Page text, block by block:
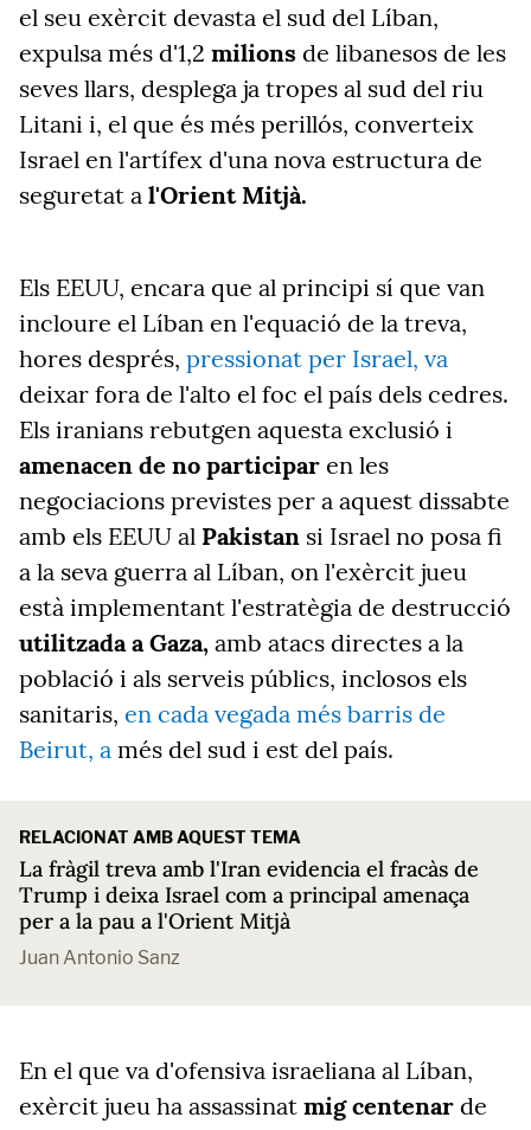
el seu exèrcit devasta el sud del Líban,
expulsa més d'1,2 milions de libanesos de les
seves llars, desplega ja tropes al sud del riu
Litani i, el que és més perillós, converteix
Israel en l'artífex d'una nova estructura de
seguretat a l'Orient Mitjà.
Els EEUU, encara que al principi sí que van
incloure el Líban en l'equació de la treva,
hores després, pressionat per Israel, va
deixar fora de l'alto el foc el país dels cedres.
Els iranians rebutgen aquesta exclusió i
amenacen de no participar en les
negociacions previstes per a aquest dissabte
amb els EEUU al Pakistan si Israel no posa fi
a la seva guerra al Líban, on l'exèrcit jueu
està implementant l'estratègia de destrucció
utilitzada a Gaza, amb atacs directes a la
població i als serveis públics, inclosos els
sanitaris, en cada vegada més barris de
Beirut, a més del sud i est del país.
RELACIONAT AMB AQUEST TEMA
La fràgil treva amb l'Iran evidencia el fracàs de
Trump i deixa Israel com a principal amenaça
per a la pau a l'Orient Mitjà
Juan Antonio Sanz
En el que va d'ofensiva israeliana al Líban,
exèrcit jueu ha assassinat mig centenar de